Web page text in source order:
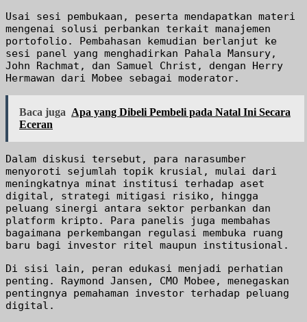
Usai sesi pembukaan, peserta mendapatkan materi
mengenai solusi perbankan terkait manajemen
portofolio. Pembahasan kemudian berlanjut ke
sesi panel yang menghadirkan Pahala Mansury,
John Rachmat, dan Samuel Christ, dengan Herry
Hermawan dari Mobee sebagai moderator.
Baca juga Apa yang Dibeli Pembeli pada Natal Ini Secara
Eceran
Dalam diskusi tersebut, para narasumber
menyoroti sejumlah topik krusial, mulai dari
meningkatnya minat institusi terhadap aset
digital, strategi mitigasi risiko, hingga
peluang sinergi antara sektor perbankan dan
platform kripto. Para panelis juga membahas
bagaimana perkembangan regulasi membuka ruang
baru bagi investor ritel maupun institusional.
Di sisi lain, peran edukasi menjadi perhatian
penting. Raymond Jansen, CMO Mobee, menegaskan
pentingnya pemahaman investor terhadap peluang
digital.